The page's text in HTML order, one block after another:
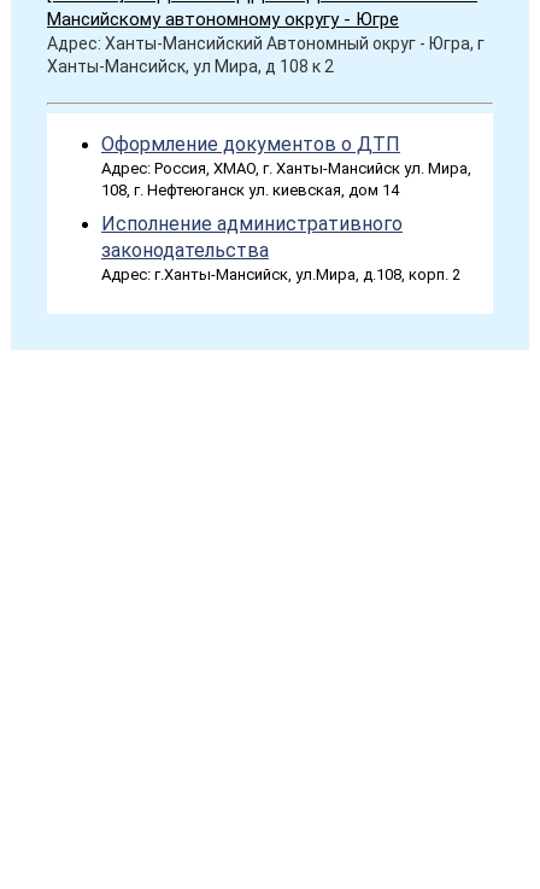
Мансийскому автономному округу - Югре
Адрес: Ханты-Мансийский Автономный округ - Югра, г
Ханты-Мансийск, ул Мира, д 108 к 2
Оформление документов о ДТП
Адрес: Россия, ХМАО, г. Ханты-Мансийск ул. Мира,
108, г. Нефтеюганск ул. киевская, дом 14
Исполнение административного
законодательства
Адрес: г.Ханты-Мансийск, ул.Мира, д.108, корп. 2